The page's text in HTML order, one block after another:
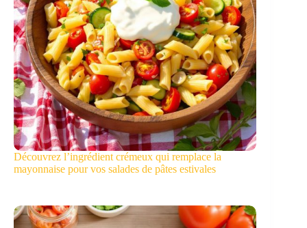
Découvrez l’ingrédient crémeux qui remplace la
mayonnaise pour vos salades de pâtes estivales